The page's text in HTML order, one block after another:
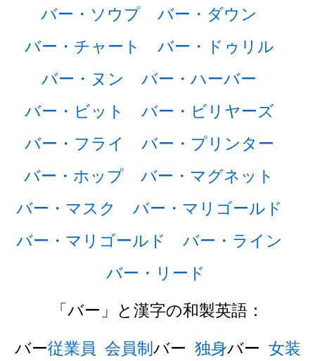
バー・ソウプ
バー・ダウン
バー・チャート
バー・ドゥリル
バー・ヌン
バー・ハーバー
バー・ビット
バー・ビリヤーズ
バー・フライ
バー・プリンター
バー・ホップ
バー・マグネット
バー・マスク
バー・マリゴールド
バー・マリゴールド
バー・ライン
バー・リード
「バー」と漢字の和製英語：
バー従業員 会員制バー 独身バー 女装